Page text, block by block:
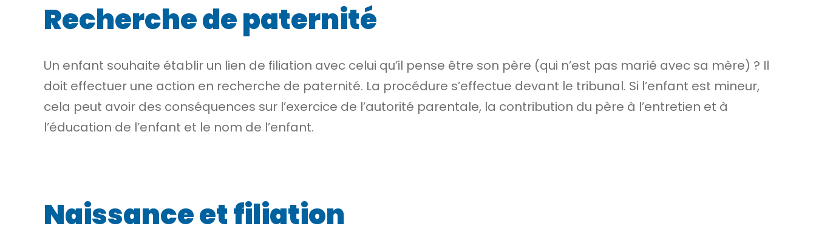
Recherche de paternité
Un enfant souhaite établir un lien de filiation avec celui qu’il pense être son père (qui n’est pas marié avec sa mère) ? Il
doit effectuer une action en recherche de paternité. La procédure s’effectue devant le tribunal. Si l’enfant est mineur,
cela peut avoir des conséquences sur l’exercice de l’autorité parentale, la contribution du père à l’entretien et à
l’éducation de l’enfant et le nom de l’enfant.
Naissance et filiation